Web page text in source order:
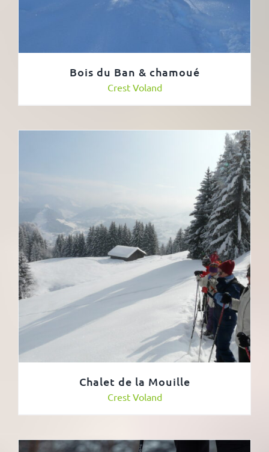
Bois du Ban & chamoué
Crest Voland
Chalet de la Mouille
Crest Voland